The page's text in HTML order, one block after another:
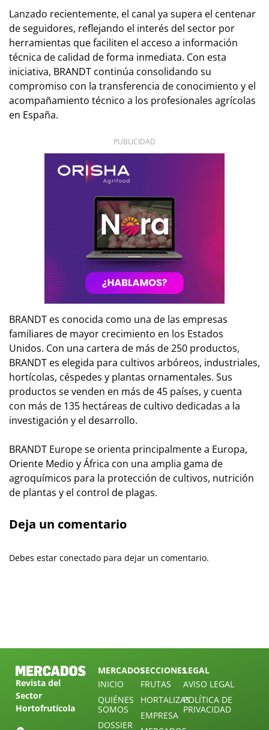
Lanzado recientemente, el canal ya supera el centenar
de seguidores, reflejando el interés del sector por
herramientas que faciliten el acceso a información
técnica de calidad de forma inmediata. Con esta
iniciativa, BRANDT continúa consolidando su
compromiso con la transferencia de conocimiento y el
acompañamiento técnico a los profesionales agrícolas
en España.
PUBLICIDAD
BRANDT es conocida como una de las empresas
familiares de mayor crecimiento en los Estados
Unidos. Con una cartera de más de 250 productos,
BRANDT es elegida para cultivos arbóreos, industriales,
hortícolas, céspedes y plantas ornamentales. Sus
productos se venden en más de 45 países, y cuenta
con más de 135 hectáreas de cultivo dedicadas a la
investigación y el desarrollo.
BRANDT Europe se orienta principalmente a Europa,
Oriente Medio y África con una amplia gama de
agroquímicos para la protección de cultivos, nutrición
de plantas y el control de plagas.
Deja un comentario
Debes estar conectado para dejar un comentario.
Revista del
Sector
Hortofrutícola
MERCADOS
INICIO
QUIÉNES
SOMOS
DOSSIER
SECCIONES
FRUTAS
HORTALIZAS
EMPRESA
LEGAL
AVISO LEGAL
POLÍTICA DE
PRIVACIDAD